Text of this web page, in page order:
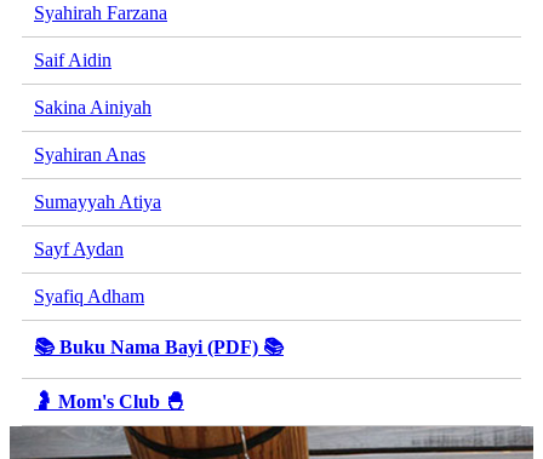
Syahirah Farzana
Saif Aidin
Sakina Ainiyah
Syahiran Anas
Sumayyah Atiya
Sayf Aydan
Syafiq Adham
📚 Buku Nama Bayi (PDF) 📚
🤰 Mom's Club 🐣